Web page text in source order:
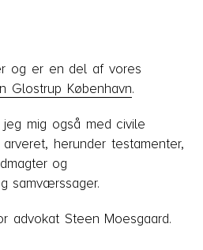
og er en del af vores
Glostrup København.
mig også med civile
herunder testamenter,
og
samværssager.
advokat Steen Moesgaard.